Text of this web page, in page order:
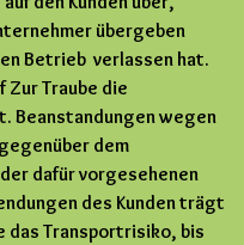
übergeben
Betrieb verlassen hat.
Zur Traube die
Beanstandungen wegen
dem
dafür vorgesehenen
des Kunden trägt
das Transportrisiko, bis